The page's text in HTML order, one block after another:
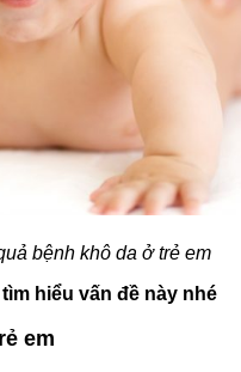
bệnh khô da ở trẻ em
tìm hiểu vấn đề này nhé
em